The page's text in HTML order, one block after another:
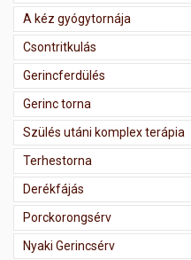
A kéz gyógytornája
Csontritkulás
Gerincferdülés
Gerinc torna
Szülés utáni komplex terápia
Terhestorna
Derékfájás
Porckorongsérv
Nyaki Gerincsérv